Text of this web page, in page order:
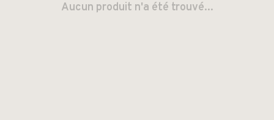
Aucun produit n'a été trouvé...